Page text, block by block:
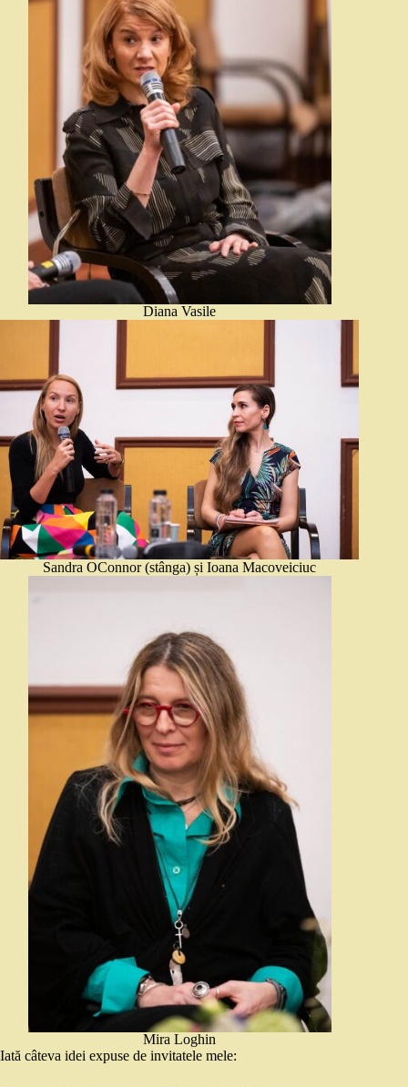
Diana Vasile
Sandra OConnor (stânga) și Ioana Macoveiciuc
Mira Loghin
Iată câteva idei expuse de invitatele mele: